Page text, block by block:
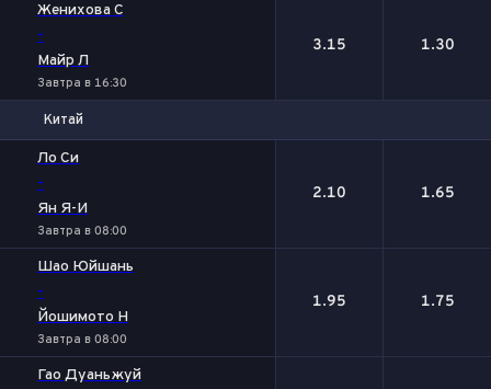
Женихова С
-
Майр Л
Завтра в 16:30
3.15 1.30
Китай
Ло Си
-
Ян Я-И
Завтра в 08:00
2.10 1.65
Шао Юйшань
-
Йошимото Н
Завтра в 08:00
1.95 1.75
Гао Дуаньжуй